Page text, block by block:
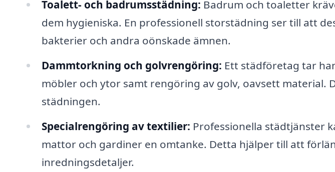
Toalett- och badrumsstädning: Badrum och toaletter
dem hygieniska. En professionell storstädning ser till att
bakterier och andra oönskade ämnen.
Dammtorkning och golvrengöring: Ett städföretag tar
möbler och ytor samt rengöring av golv, oavsett material.
städningen.
Specialrengöring av textilier: Professionella städtjänster
mattor och gardiner en omtanke. Detta hjälper till att
inredningsdetaljer.